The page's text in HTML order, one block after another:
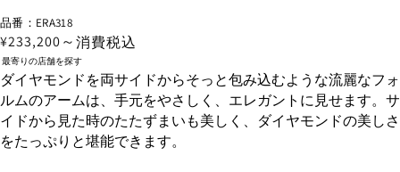
品番：ERA318
¥233,200～消費税込
最寄りの店舗を探す
ダイヤモンドを両サイドからそっと包み込むような流麗なフォ
ルムのアームは、手元をやさしく、エレガントに見せます。サ
イドから見た時のたたずまいも美しく、ダイヤモンドの美しさ
をたっぷりと堪能できます。